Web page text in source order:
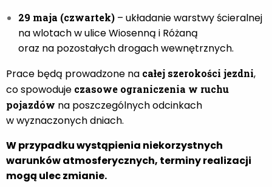
29 maja (czwartek) – układanie warstwy ścieralnej
na wlotach w ulice Wiosenną i Różaną
oraz na pozostałych drogach wewnętrznych.
Prace będą prowadzone na całej szerokości jezdni,
co spowoduje czasowe ograniczenia w ruchu
pojazdów na poszczególnych odcinkach
w wyznaczonych dniach.
W przypadku wystąpienia niekorzystnych
warunków atmosferycznych, terminy realizacji
mogą ulec zmianie.